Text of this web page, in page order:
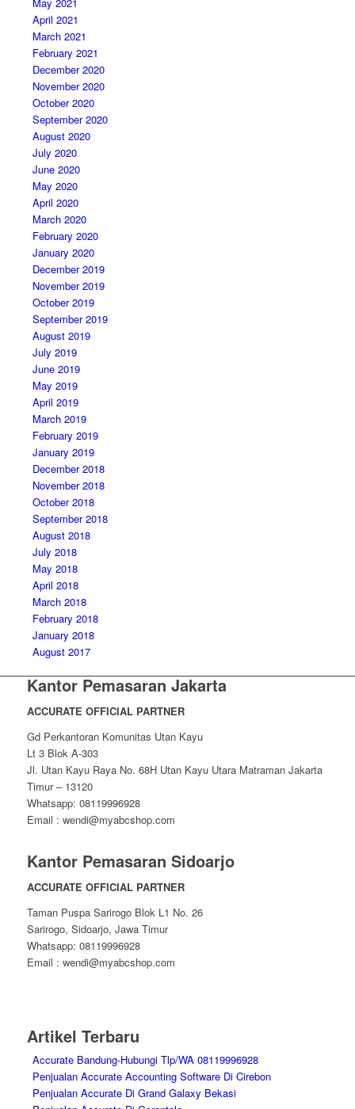
April 2021
March 2021
February 2021
December 2020
November 2020
October 2020
September 2020
August 2020
July 2020
June 2020
May 2020
April 2020
March 2020
February 2020
January 2020
December 2019
November 2019
October 2019
September 2019
August 2019
July 2019
June 2019
May 2019
April 2019
March 2019
February 2019
January 2019
December 2018
November 2018
October 2018
September 2018
August 2018
July 2018
May 2018
April 2018
March 2018
February 2018
January 2018
August 2017
Kantor Pemasaran Jakarta
ACCURATE OFFICIAL PARTNER
Gd Perkantoran Komunitas Utan Kayu
Lt 3 Blok A-303
Jl. Utan Kayu Raya No. 68H Utan Kayu Utara Matraman Jakarta
Timur – 13120
Whatsapp: 08119996928
Email : wendi@myabcshop.com
Kantor Pemasaran Sidoarjo
ACCURATE OFFICIAL PARTNER
Taman Puspa Sarirogo Blok L1 No. 26
Sarirogo, Sidoarjo, Jawa Timur
Whatsapp: 08119996928
Email : wendi@myabcshop.com
Artikel Terbaru
Accurate Bandung-Hubungi Tlp/WA 08119996928
Penjualan Accurate Accounting Software Di Cirebon
Penjualan Accurate Di Grand Galaxy Bekasi